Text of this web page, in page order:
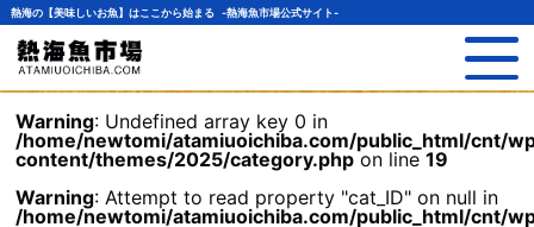
熱海の【美味しいお魚】はここから始まる -熱海魚市場公式サイト-
Warning: Undefined array key 0 in
/home/newtomi/atamiuoichiba.com/public_html/cnt/
content/themes/2025/category.phpon line 19
Warning: Attempt to read property "cat_ID" on null in
/home/newtomi/atamiuoichiba.com/public_html/cnt/